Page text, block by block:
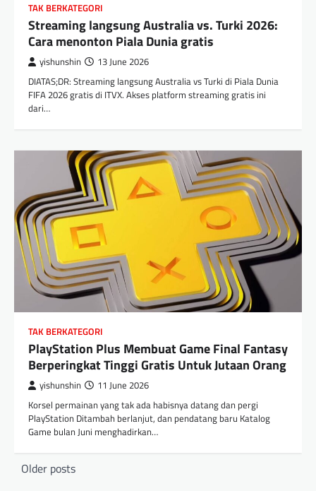
TAK BERKATEGORI
Streaming langsung Australia vs. Turki 2026:
Cara menonton Piala Dunia gratis
yishunshin 13 June 2026
DIATAS;DR: Streaming langsung Australia vs Turki di Piala Dunia
FIFA 2026 gratis di ITVX. Akses platform streaming gratis ini
dari…
TAK BERKATEGORI
PlayStation Plus Membuat Game Final Fantasy
Berperingkat Tinggi Gratis Untuk Jutaan Orang
yishunshin 11 June 2026
Korsel permainan yang tak ada habisnya datang dan pergi
PlayStation Ditambah berlanjut, dan pendatang baru Katalog
Game bulan Juni menghadirkan…
Posts
Older posts